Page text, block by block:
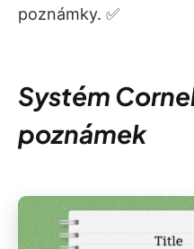
poznámky. ✅
Systém
poznámek